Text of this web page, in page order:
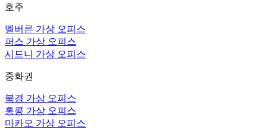
호주
멜버른 가상 오피스
퍼스 가상 오피스
시드니 가상 오피스
중화권
북경 가상 오피스
홍콩 가상 오피스
마카오 가상 오피스